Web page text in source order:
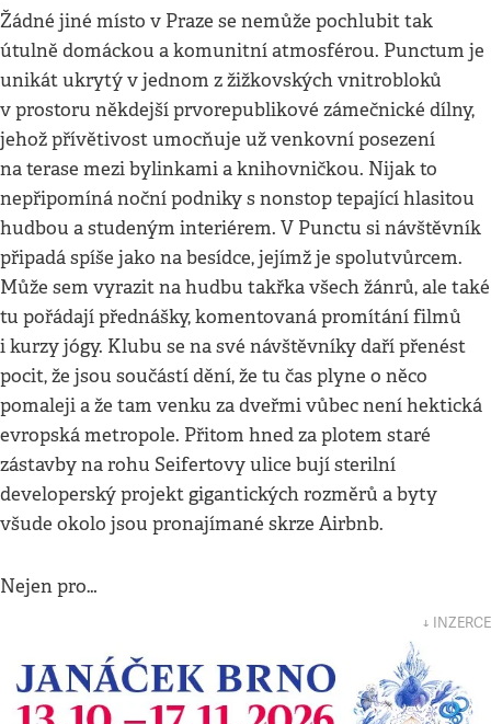
Žádné jiné místo v Praze se nemůže pochlubit tak
útulně domáckou a komunitní atmosférou. Punctum je
unikát ukrytý v jednom z žižkovských vnitrobloků
v prostoru někdejší prvorepublikové zámečnické dílny,
jehož přívětivost umocňuje už venkovní posezení
na terase mezi bylinkami a knihovničkou. Nijak to
nepřipomíná noční podniky s nonstop tepající hlasitou
hudbou a studeným interiérem. V Punctu si návštěvník
připadá spíše jako na besídce, jejímž je spolutvůrcem.
Může sem vyrazit na hudbu takřka všech žánrů, ale také
tu pořádají přednášky, komentovaná promítání filmů
i kurzy jógy. Klubu se na své návštěvníky daří přenést
pocit, že jsou součástí dění, že tu čas plyne o něco
pomaleji a že tam venku za dveřmi vůbec není hektická
evropská metropole. Přitom hned za plotem staré
zástavby na rohu Seifertovy ulice bují sterilní
developerský projekt gigantických rozměrů a byty
všude okolo jsou pronajímané skrze Airbnb.
Nejen pro…
↓ INZERCE